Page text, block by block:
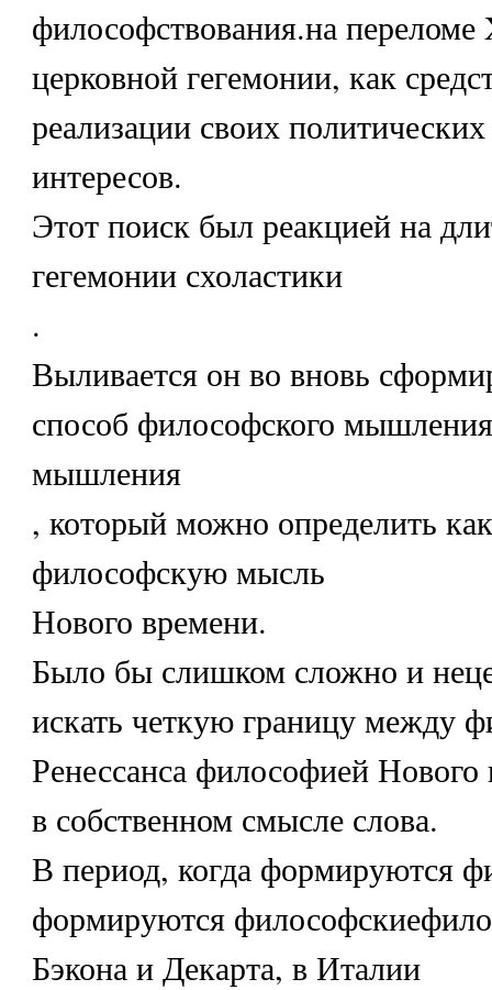
философствования.на
церковной гегемонии, как
реализации своих
интересов.
Этот поиск был реакцией на
гегемонии схоластики
.
Выливается он во вновь
способ философского
мышления
, который можно определить
философскую мысль
Нового времени.
Было бы слишком сложно и
искать четкую границу между
Ренессанса философией Нового
в собственном смысле слова.
В период, когда формируются
формируются
Бэкона и Декарта, в Италии